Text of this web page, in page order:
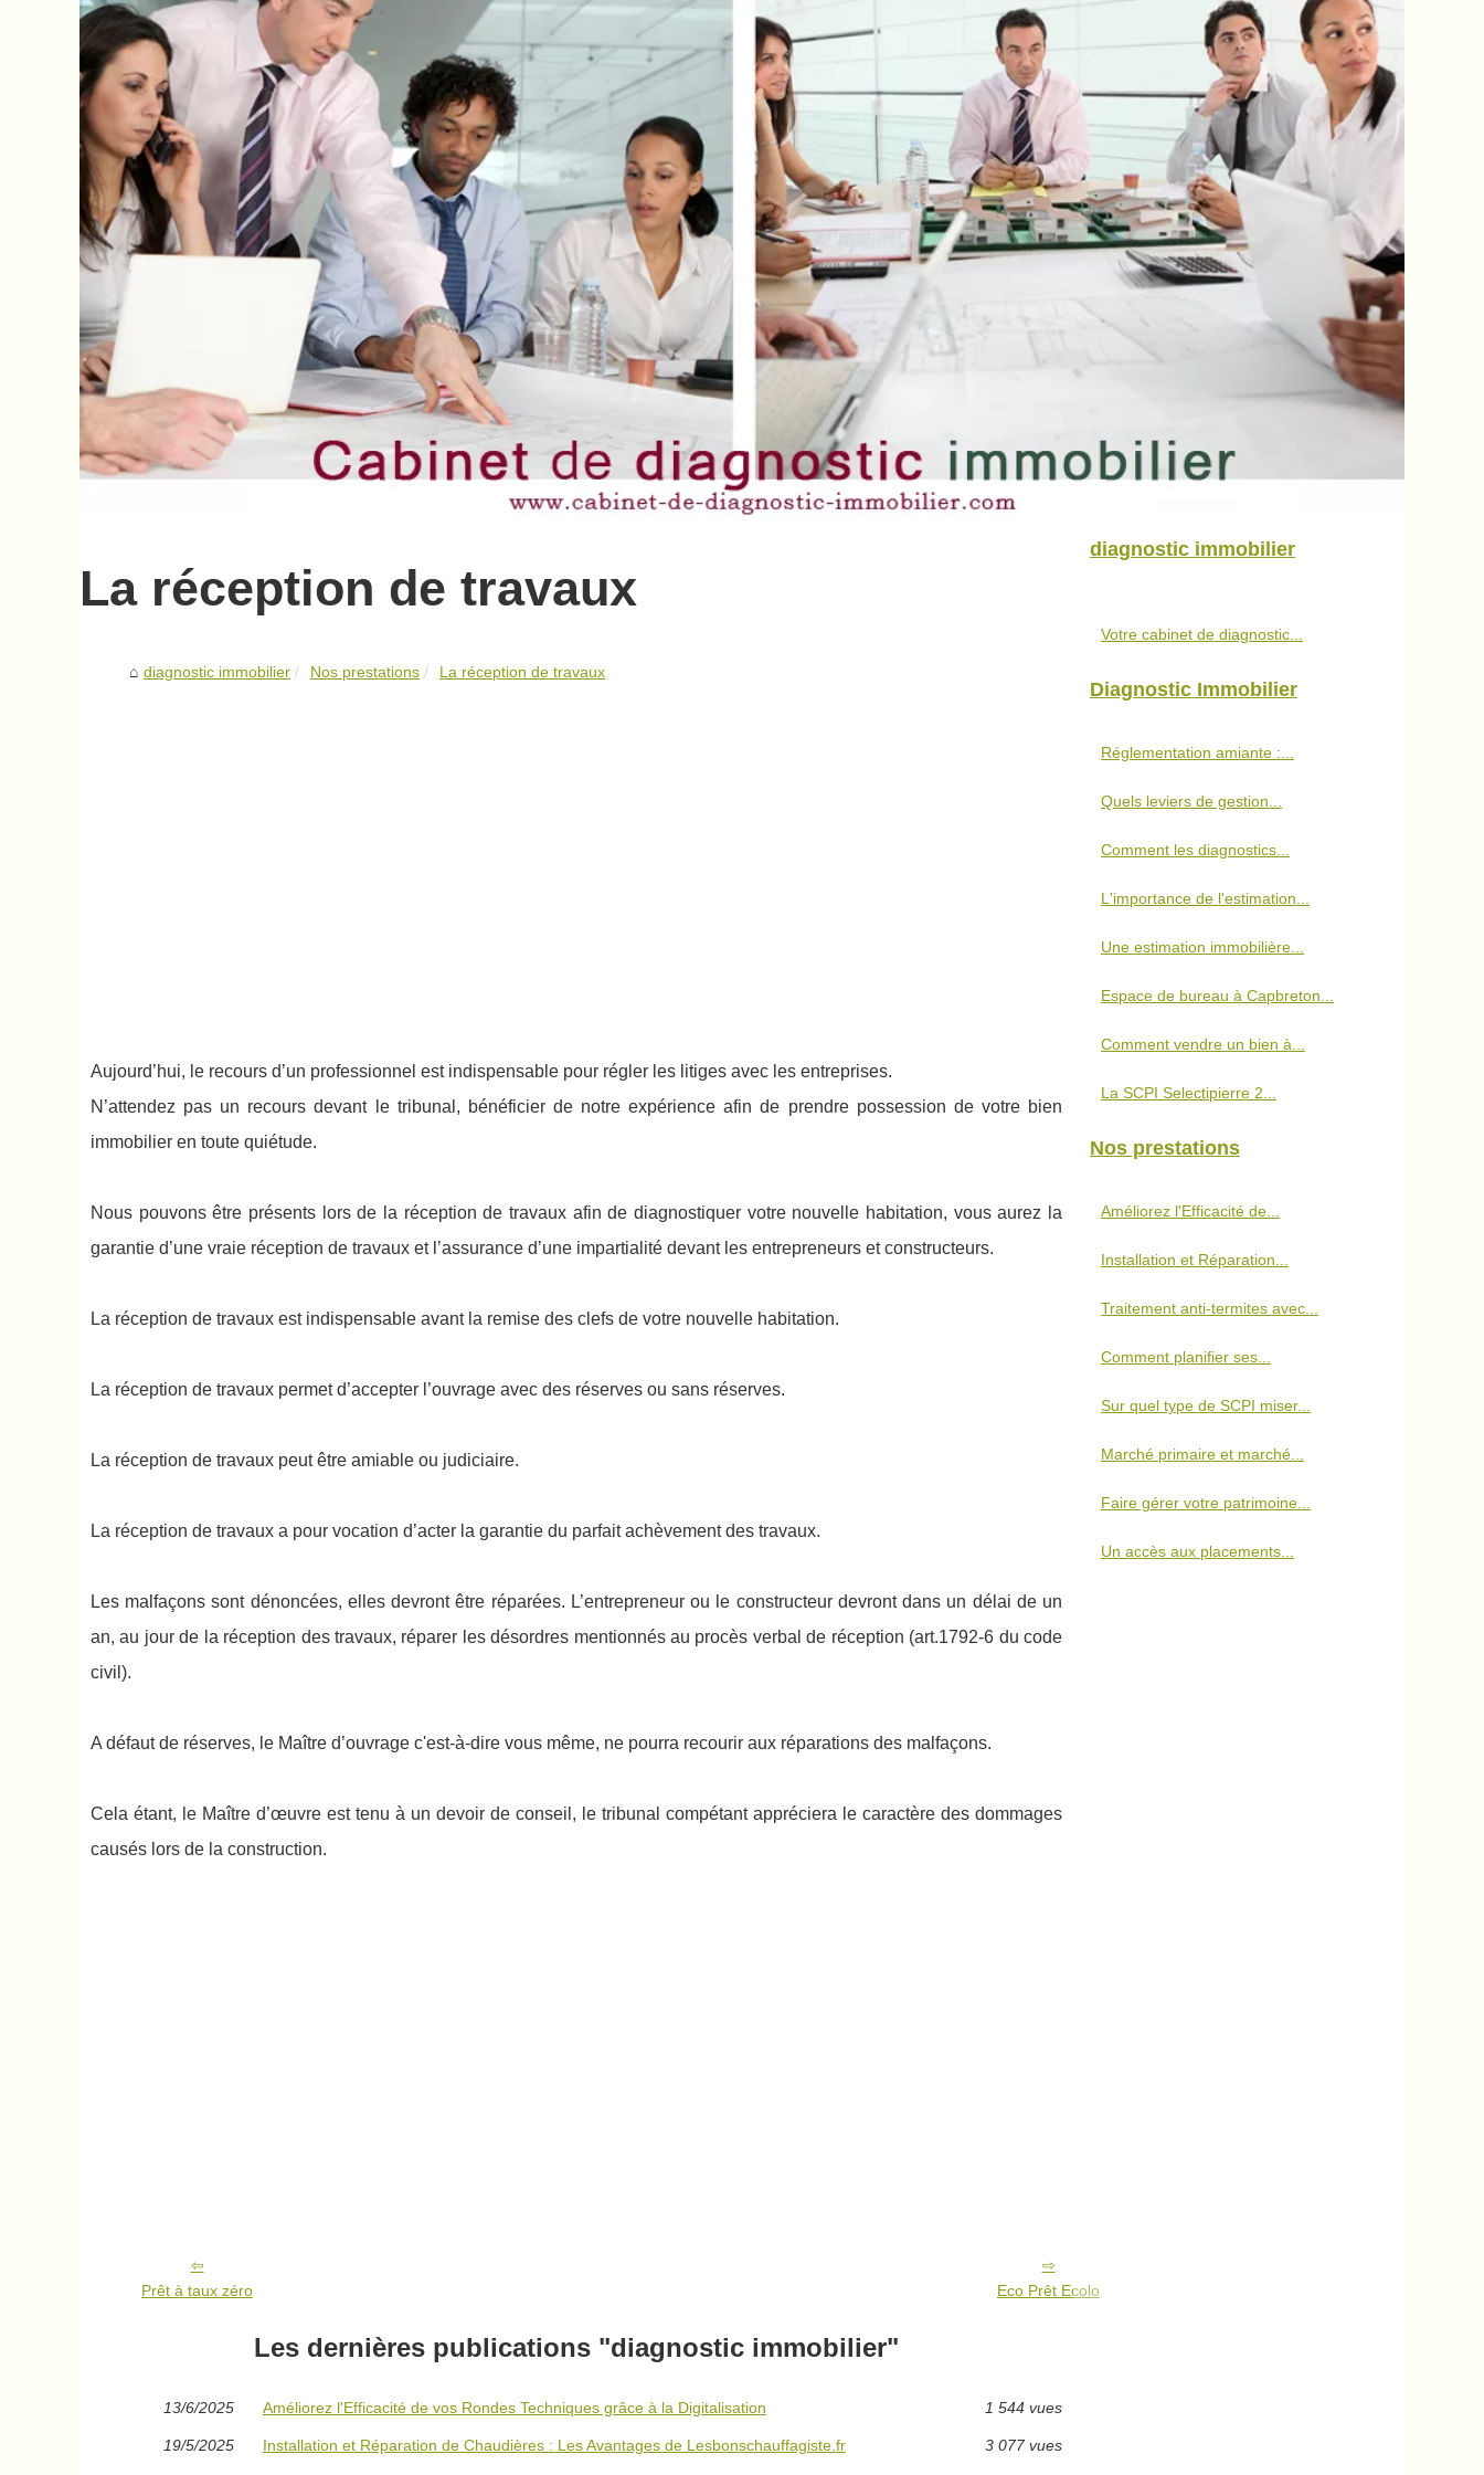
La réception de travaux
diagnostic immobilier Nos prestations La réception de travaux
Aujourd’hui, le recours d’un professionnel est indispensable pour régler les litiges avec les entreprises.
N’attendez pas un recours devant le tribunal, bénéficier de notre expérience afin de prendre possession de votre bien
immobilier en toute quiétude.
Nous pouvons être présents lors de la réception de travaux afin de diagnostiquer votre nouvelle habitation, vous aurez la
garantie d’une vraie réception de travaux et l’assurance d’une impartialité devant les entrepreneurs et constructeurs.
La réception de travaux est indispensable avant la remise des clefs de votre nouvelle habitation.
La réception de travaux permet d’accepter l’ouvrage avec des réserves ou sans réserves.
La réception de travaux peut être amiable ou judiciaire.
La réception de travaux a pour vocation d’acter la garantie du parfait achèvement des travaux.
Les malfaçons sont dénoncées, elles devront être réparées. L’entrepreneur ou le constructeur devront dans un délai de un
an, au jour de la réception des travaux, réparer les désordres mentionnés au procès verbal de réception (art.1792-6 du code
civil).
A défaut de réserves, le Maître d’ouvrage c'est-à-dire vous même, ne pourra recourir aux réparations des malfaçons.
Cela étant, le Maître d’œuvre est tenu à un devoir de conseil, le tribunal compétant appréciera le caractère des dommages
causés lors de la construction.
Prêt à taux zéro Eco Prêt Ecolo
Les dernières publications "diagnostic immobilier"
13/6/2025 Améliorez l'Efficacité de vos Rondes Techniques grâce à la Digitalisation 1 544 vues
19/5/2025 Installation et Réparation de Chaudières : Les Avantages de Lesbonschauffagiste.fr 3 077 vues
diagnostic immobilier
Votre cabinet de diagnostic...
Diagnostic Immobilier
Réglementation amiante :...
Quels leviers de gestion...
Comment les diagnostics...
L'importance de l'estimation...
Une estimation immobilière...
Espace de bureau à Capbreton...
Comment vendre un bien à...
La SCPI Selectipierre 2...
Nos prestations
Améliorez l'Efficacité de...
Installation et Réparation...
Traitement anti-termites avec...
Comment planifier ses...
Sur quel type de SCPI miser...
Marché primaire et marché...
Faire gérer votre patrimoine...
Un accès aux placements...